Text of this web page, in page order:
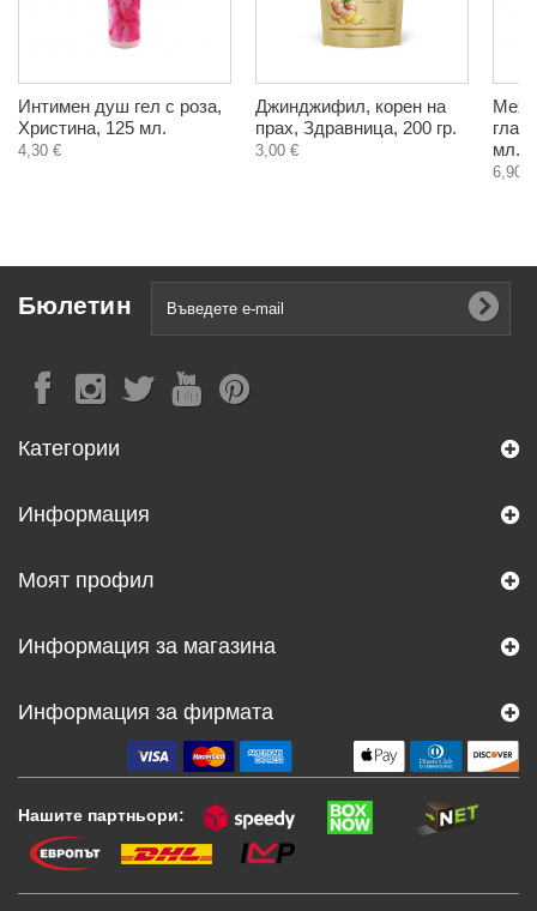
Интимен душ гел с роза,
Христина, 125 мл.
4,30 €
Джинджифил, корен на
прах, Здравница, 200 гр.
3,00 €
мл.
6,90 €
Бюлетин
Категории
Информация
Моят профил
Информация за магазина
Информация за фирмата
Нашите партньори: